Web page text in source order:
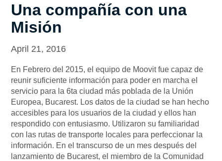
Una compañía con una
Misión
April 21, 2016
En Febrero del 2015, el equipo de Moovit fue capaz de
reunir suficiente información para poder en marcha el
servicio para la 6ta ciudad más poblada de la Unión
Europea, Bucarest. Los datos de la ciudad se han hecho
accesibles para los usuarios de la ciudad y ellos han
respondido con entusiasmo. Utilizaron su familiaridad
con las rutas de transporte locales para perfeccionar la
información. En el transcurso de un mes después del
lanzamiento de Bucarest, el miembro de la Comunidad